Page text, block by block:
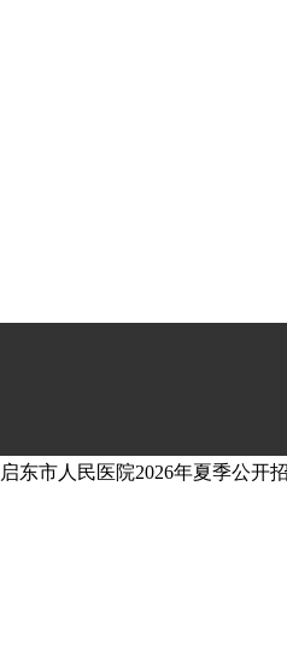
启东市人民医院2026年夏季公开